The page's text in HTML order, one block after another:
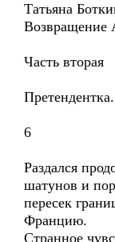
Татьяна
Возвращение
Часть вторая
Претендентка.
6
Раздался
шатунов и
пересек
Францию.
Странное